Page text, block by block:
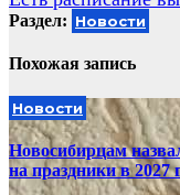
по
записям
Раздел: Новости
Похожая запись
Новости
Новосибирцам
на праздники в 2027